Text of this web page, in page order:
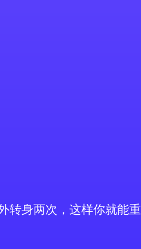
转身两次，这样你就能重